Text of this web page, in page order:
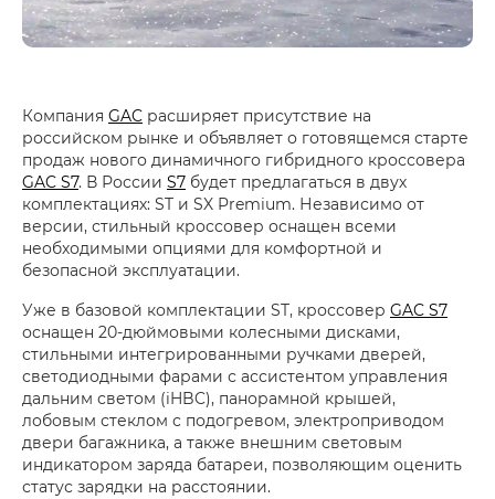
Компания GAC расширяет присутствие на
российском рынке и объявляет о готовящемся старте
продаж нового динамичного гибридного кроссовера
GAC S7. В России S7 будет предлагаться в двух
комплектациях: ST и SX Premium. Независимо от
версии, стильный кроссовер оснащен всеми
необходимыми опциями для комфортной и
безопасной эксплуатации.
Уже в базовой комплектации ST, кроссовер GAC S7
оснащен 20-дюймовыми колесными дисками,
стильными интегрированными ручками дверей,
светодиодными фарами с ассистентом управления
дальним светом (iHBC), панорамной крышей,
лобовым стеклом с подогревом, электроприводом
двери багажника, а также внешним световым
индикатором заряда батареи, позволяющим оценить
статус зарядки на расстоянии.